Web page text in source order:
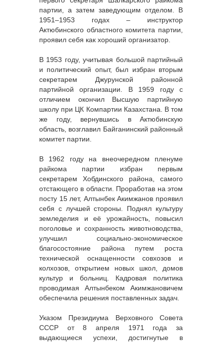
партии, а затем заведующим отделом. В
1951–1953 годах – инструктор
Актюбинского областного комитета партии,
проявил себя как хороший организатор.
В 1953 году, учитывая большой партийный
и политический опыт, был избран вторым
секретарем Джурунской районной
партийной организации. В 1959 году с
отличием окончил Высшую партийную
школу при ЦК Компартии Казахстана. В том
же году, вернувшись в Актюбинскую
область, возглавил Байганинский районный
комитет партии.
В 1962 году на внеочередном пленуме
райкома партии избран первым
секретарем Хобдинского района, самого
отстающего в области. Проработав на этом
посту 15 лет, Алтынбек Акимжанов проявил
себя с лучшей стороны. Поднял культуру
земледелия и её урожайность, повысил
поголовье и сохранность животноводства,
улучшил социально-экономическое
благосостояние района путем роста
технической оснащенности совхозов и
колхозов, открытием новых школ, домов
культур и больниц. Кадровая политика
проводимая Алтынбеком Акимжановичем
обеспечила решения поставленных задач.
Указом Президиума Верховного Совета
СССР от 8 апреля 1971 года за
выдающиеся успехи, достигнутые в